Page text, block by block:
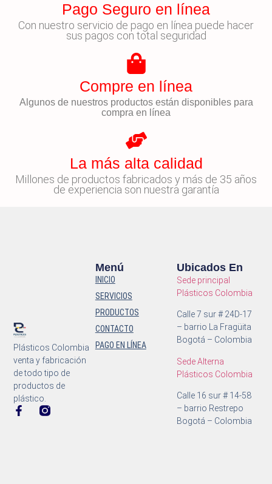
Pago Seguro en línea
Con nuestro servicio de pago en línea puede hacer
sus pagos con total seguridad
Compre en línea
Algunos de nuestros productos están disponibles para
compra en línea
La más alta calidad
Millones de productos fabricados y más de 35 años
de experiencia son nuestra garantía
Plásticos Colombia
venta y fabricación
de todo tipo de
productos de
plástico.
Menú
INICIO
SERVICIOS
PRODUCTOS
CONTACTO
PAGO EN LÍNEA
Ubicados En
Sede principal
Plásticos Colombia
Calle 7 sur # 24D-17
– barrio La Fragüita
Bogotá – Colombia
Sede Alterna
Plásticos Colombia
Calle 16 sur # 14-58
– barrio Restrepo
Bogotá – Colombia